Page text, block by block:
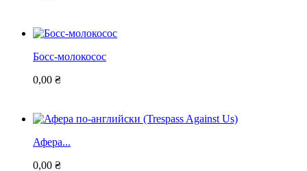
Босс-молокосос
0,00 ₴
Афера...
0,00 ₴